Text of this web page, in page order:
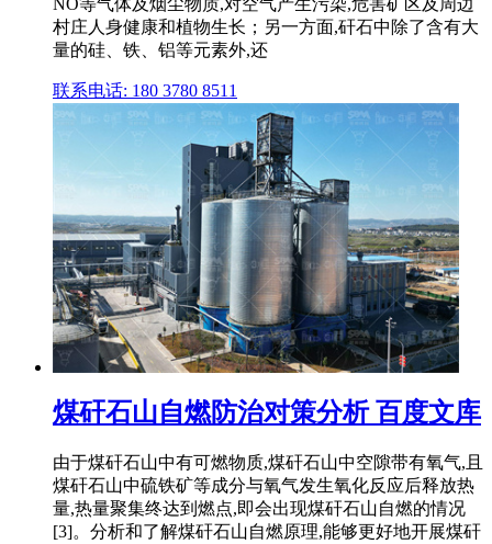
NO等气体及烟尘物质,对空气产生污染,危害矿区及周边
村庄人身健康和植物生长；另一方面,矸石中除了含有大
量的硅、铁、铝等元素外,还
联系电话: 180 3780 8511
煤矸石山自燃防治对策分析 百度文库
由于煤矸石山中有可燃物质,煤矸石山中空隙带有氧气,且
煤矸石山中硫铁矿等成分与氧气发生氧化反应后释放热
量,热量聚集终达到燃点,即会出现煤矸石山自燃的情况
[3]。分析和了解煤矸石山自燃原理,能够更好地开展煤矸